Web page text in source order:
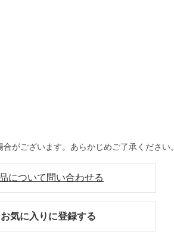
がございます。あらかじめご了承ください。
について問い合わせる
お気に入りに登録する